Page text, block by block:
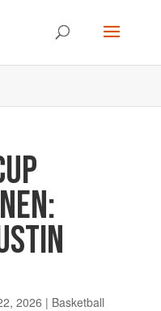
2026 | Basketball